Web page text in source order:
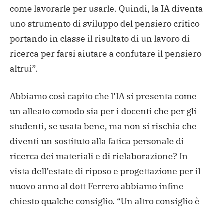
come lavorarle per usarle. Quindi, la IA diventa
uno strumento di sviluppo del pensiero critico
portando in classe il risultato di un lavoro di
ricerca per farsi aiutare a confutare il pensiero
altrui”.
Abbiamo così capito che l’IA si presenta come
un alleato comodo sia per i docenti che per gli
studenti, se usata bene, ma non si rischia che
diventi un sostituto alla fatica personale di
ricerca dei materiali e di rielaborazione? In
vista dell’estate di riposo e progettazione per il
nuovo anno al dott Ferrero abbiamo infine
chiesto qualche consiglio. “Un altro consiglio è